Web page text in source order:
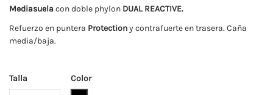
Mediasuela con doble phylon DUAL REACTIVE.
Refuerzo en puntera Protectiony contrafuerte en trasera. Caña
media/baja.
Talla
Color